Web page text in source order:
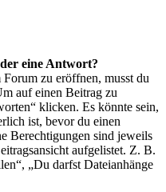
eine Antwort?
zu eröffnen, musst du
auf einen Beitrag zu
klicken. Es könnte sein,
ist, bevor du einen
Berechtigungen sind jeweils
aufgelistet. Z. B.
„Du darfst Dateianhänge